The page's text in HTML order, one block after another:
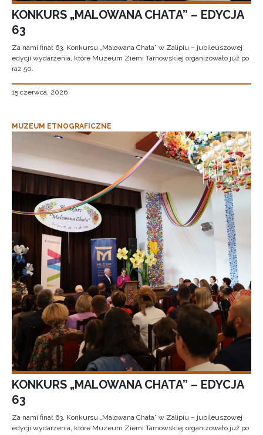
KONKURS „MALOWANA CHATA” – EDYCJA
63
Za nami finał 63. Konkursu „Malowana Chata” w Zalipiu – jubileuszowej
edycji wydarzenia, które Muzeum Ziemi Tarnowskiej organizowało już po
raz 50.
15 czerwca, 2026
MUZEUM ETNOGRAFICZNE
KONKURS „MALOWANA CHATA” – EDYCJA
63
Za nami finał 63. Konkursu „Malowana Chata” w Zalipiu – jubileuszowej
edycji wydarzenia, które Muzeum Ziemi Tarnowskiej organizowało już po